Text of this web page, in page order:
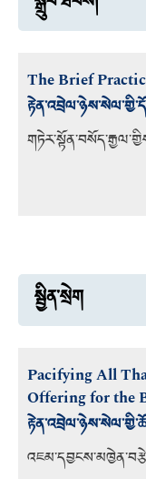
The Brief
སྦྱིན་སྲེག
Pacifying All
Offering for the